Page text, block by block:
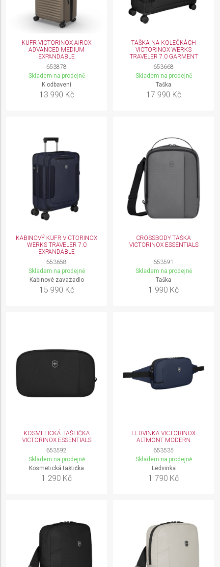
KUFR VICTORINOX AIROX
ADVANCED MEDIUM
EXPANDABLE
653878
Skladem na prodejně
K odbavení
13 990 Kč
TAŠKA NA KOLEČKÁCH
VICTORINOX WERKS
TRAVELER 7.0 GARMENT
653668
Skladem na prodejně
Taška
17 990 Kč
KABINOVÝ KUFR VICTORINOX
WERKS TRAVELER 7.0
EXPANDABLE
653658
Skladem na prodejně
Kabinové zavazadlo
15 990 Kč
CROSSBODY TAŠKA
VICTORINOX ESSENTIALS
653591
Skladem na prodejně
Taška
1 990 Kč
KOSMETICKÁ TAŠTIČKA
VICTORINOX ESSENTIALS
653592
Skladem na prodejně
Kosmetická taštička
1 290 Kč
LEDVINKA VICTORINOX
ALTMONT MODERN
653535
Skladem na prodejně
Ledvinka
1 790 Kč